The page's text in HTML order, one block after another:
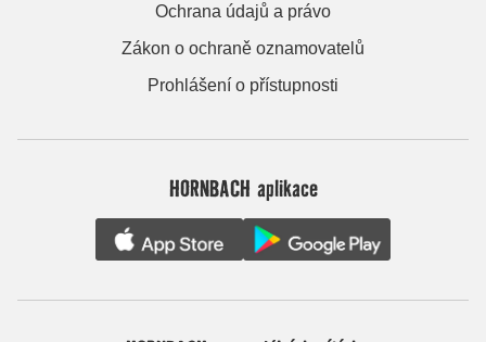
Ochrana údajů a právo
Zákon o ochraně oznamovatelů
Prohlášení o přístupnosti
HORNBACH aplikace